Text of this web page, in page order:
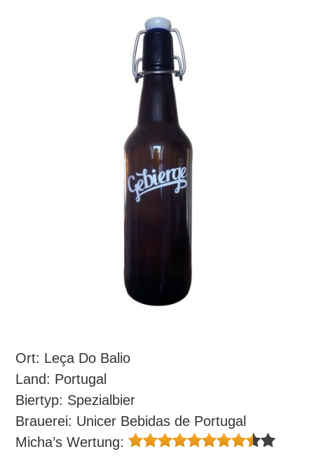
Ort: Leça Do Balio
Land: Portugal
Biertyp: Spezialbier
Brauerei: Unicer Bebidas de Portugal
Micha’s Wertung: